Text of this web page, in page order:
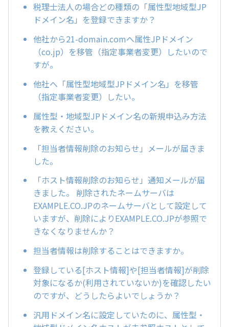
税理士法人の場合どの種類の「属性型地域型JP
ドメイン名」を登録できますか？
他社から21-domain.comへ属性JPドメイン
（co.jp）を移管（指定事業者変更）したいので
すが。
他社へ「属性型地域型JPドメイン名」を移管
（指定事業者変更）したい。
属性型・地域型JPドメイン名の新規申込み方法
を教えください。
「担当者情報削除のお知らせ」メールが届きま
した。
「ホスト情報削除のお知らせ」通知メールが届
きました。 削除されたネームサーバは
EXAMPLE.CO.JPのネームサーバとして設定して
いますが、削除によりEXAMPLE.CO.JPが参照で
きなくなりませんか？
担当者情報は削除することはできますか。
登録している[ホスト情報]や[担当者情報]が削除
対象になるか(利用されていないか)を確認したい
のですが、どうしたらよいでしょうか？
汎用ドメイン名に設定していたのに、属性型・